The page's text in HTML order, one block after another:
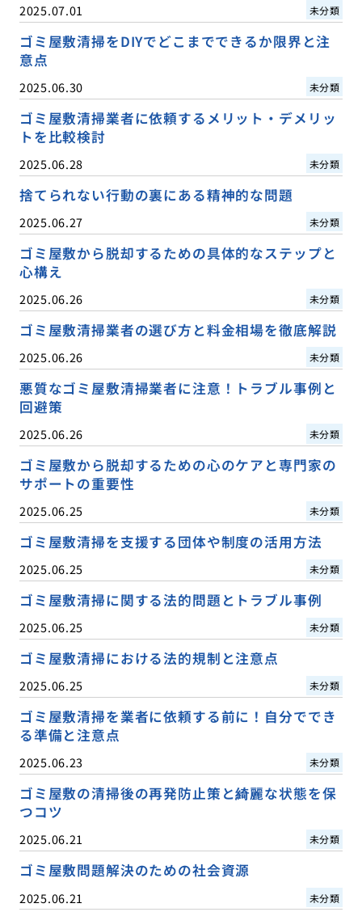
2025.07.01 未分類
ゴミ屋敷清掃をDIYでどこまでできるか限界と注
意点
2025.06.30 未分類
ゴミ屋敷清掃業者に依頼するメリット・デメリッ
トを比較検討
2025.06.28 未分類
捨てられない行動の裏にある精神的な問題
2025.06.27 未分類
ゴミ屋敷から脱却するための具体的なステップと
心構え
2025.06.26 未分類
ゴミ屋敷清掃業者の選び方と料金相場を徹底解説
2025.06.26 未分類
悪質なゴミ屋敷清掃業者に注意！トラブル事例と
回避策
2025.06.26 未分類
ゴミ屋敷から脱却するための心のケアと専門家の
サポートの重要性
2025.06.25 未分類
ゴミ屋敷清掃を支援する団体や制度の活用方法
2025.06.25 未分類
ゴミ屋敷清掃に関する法的問題とトラブル事例
2025.06.25 未分類
ゴミ屋敷清掃における法的規制と注意点
2025.06.25 未分類
ゴミ屋敷清掃を業者に依頼する前に！自分ででき
る準備と注意点
2025.06.23 未分類
ゴミ屋敷の清掃後の再発防止策と綺麗な状態を保
つコツ
2025.06.21 未分類
ゴミ屋敷問題解決のための社会資源
2025.06.21 未分類